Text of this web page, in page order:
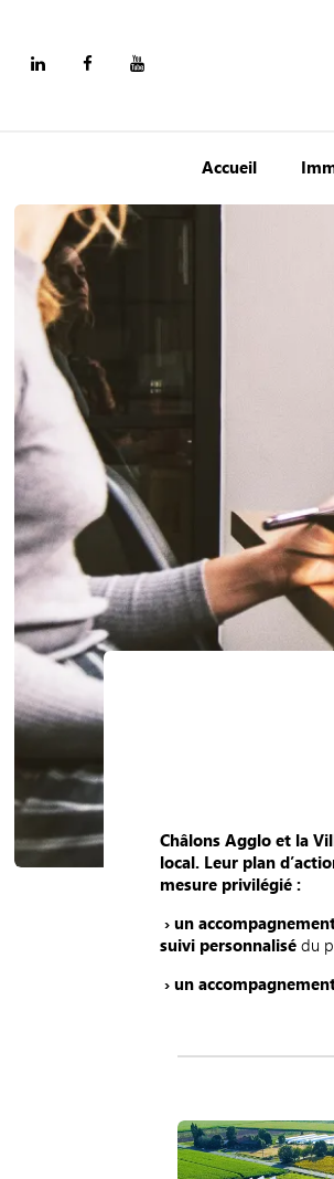
Accueil
Châlons Agglo et la
local. Leur plan
mesure privilégié :
› un
suivi personnalisédu
› un